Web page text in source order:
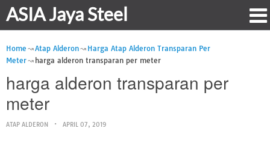
ASIA Jaya Steel
Home Atap Alderon
Harga Atap Alderon Transparan Per
Meter
harga alderon transparan per meter
harga alderon transparan per
meter
ATAP ALDERON APRIL 07, 2019